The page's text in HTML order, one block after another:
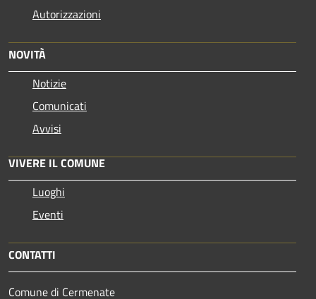
Autorizzazioni
NOVITÀ
Notizie
Comunicati
Avvisi
VIVERE IL COMUNE
Luoghi
Eventi
CONTATTI
Comune di Cermenate